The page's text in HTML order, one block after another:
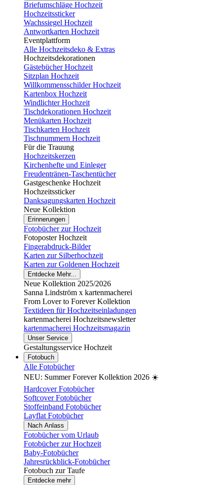
Briefumschläge Hochzeit
Hochzeitssticker
Wachssiegel Hochzeit
Antwortkarten Hochzeit
Eventplattform
Alle Hochzeitsdeko & Extras
Hochzeitsdekorationen
Gästebücher Hochzeit
Sitzplan Hochzeit
Willkommensschilder Hochzeit
Kartenbox Hochzeit
Windlichter Hochzeit
Tischdekorationen Hochzeit
Menükarten Hochzeit
Tischkarten Hochzeit
Tischnummern Hochzeit
Für die Trauung
Hochzeitskerzen
Kirchenhefte und Einleger
Freudentränen-Taschentücher
Gastgeschenke Hochzeit
Hochzeitssticker
Danksagungskarten Hochzeit
Neue Kollektion
Erinnerungen
Fotobücher zur Hochzeit
Fotoposter Hochzeit
Fingerabdruck-Bilder
Karten zur Silberhochzeit
Karten zur Goldenen Hochzeit
Entdecke Mehr...
Neue Kollektion 2025/2026
Sanna Lindström x kartenmacherei
From Lover to Forever Kollektion
Textideen für Hochzeitseinladungen
kartenmacherei Hochzeitsnewsletter
kartenmacherei Hochzeitsmagazin
Unser Service
Gestaltungsservice Hochzeit
Fotobuch
Alle Fotobücher
NEU: Summer Forever Kollektion 2026 ☀️
Hardcover Fotobücher
Softcover Fotobücher
Stoffeinband Fotobücher
Layflat Fotobücher
Nach Anlass
Fotobücher vom Urlaub
Fotobücher zur Hochzeit
Baby-Fotobücher
Jahresrückblick-Fotobücher
Fotobuch zur Taufe
Entdecke mehr